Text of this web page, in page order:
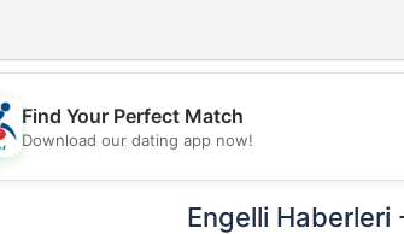
💖
Find Your Perfect Match
Download our dating app now!
Engelli Haberleri